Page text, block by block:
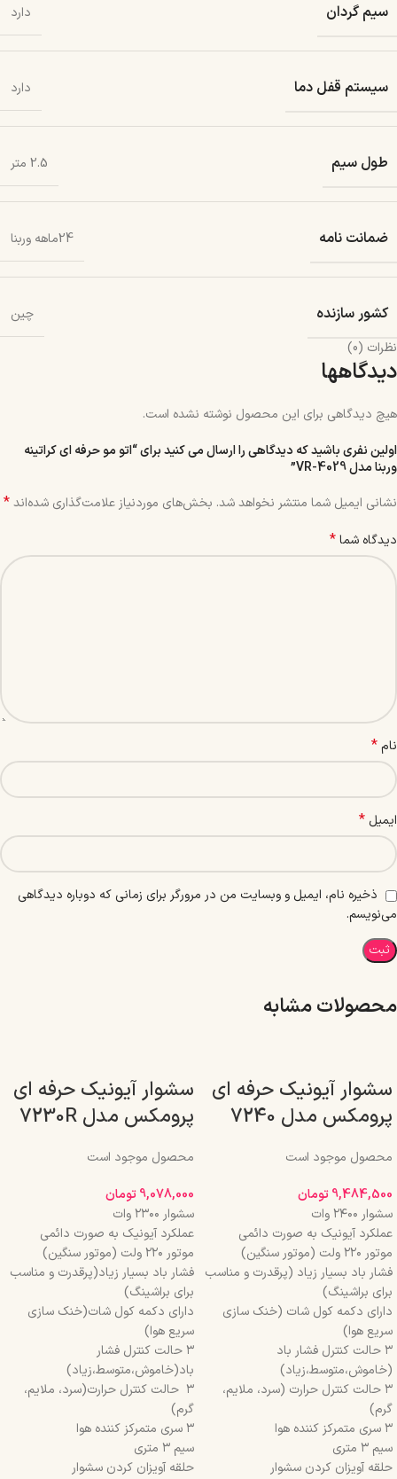
سیم گردان دارد
سیستم قفل دما دارد
طول سیم 2.5 متر
ضمانت نامه 24ماهه وربنا
کشور سازنده
چین
نظرات (0)
دیدگاهها
هیچ دیدگاهی برای این محصول نوشته نشده است.
اولین نفری باشید که دیدگاهی را ارسال می کنید برای “اتو مو حرفه ای کراتینه
وربنا مدل VR-4029”
نشانی ایمیل شما منتشر نخواهد شد. بخش‌های موردنیاز علامت‌گذاری شده‌اند*
دیدگاه شما*
نام*
ایمیل *
ذخیره نام، ایمیل و وبسایت من در مرورگر برای زمانی که دوباره دیدگاهی
می‌نویسم.
محصولات مشابه
سشوار آیونیک حرفه ای
پرومکس مدل 7240
محصول موجود است
9,484,500تومان
سشوار ۲۴۰۰ وات
عملکرد آیونیک به صورت دائمی
موتور ۲۲۰ ولت (موتور سنگین)
فشار باد بسیار زیاد (پرقدرت و مناسب
برای براشینگ)
دارای دکمه کول شات (خنک سازی
سریع هوا)
۳ حالت کنترل فشار باد
(خاموش،متوسط،زیاد)
۳ حالت کنترل حرارت (سرد، ملایم،
گرم)
۳ سری متمرکز کننده هوا
سیم ۳ متری
حلقه آویزان کردن سشوار
سشوار آیونیک حرفه ای
پرومکس مدل 7230R
محصول موجود است
9,078,000تومان
سشوار ۲۳۰۰ وات
عملکرد آیونیک به صورت دائمی
موتور ۲۲۰ ولت (موتور سنگین)
فشار باد بسیار زیاد(پرقدرت و مناسب
برای براشینگ)
دارای دکمه کول شات(خنک سازی
سریع هوا)
۳ حالت کنترل فشار
باد(خاموش،متوسط،زیاد)
۳ حالت کنترل حرارت(سرد، ملایم،
گرم)
۳ سری متمرکز کننده هوا
سیم ۳ متری
حلقه آویزان کردن سشوار